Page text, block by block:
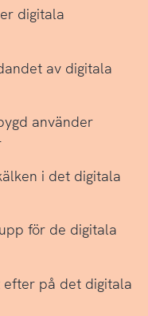
digitala
av digitala
använder
i det digitala
för de digitala
efter på det digitala